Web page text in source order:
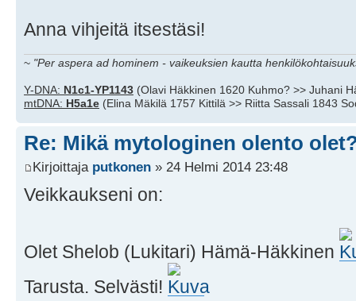
Anna vihjeitä itsestäsi!
~ "Per aspera ad hominem - vaikeuksien kautta
Y-DNA: N1c1-YP1143 (Olavi Häkkinen 1620 Kuhmo? >> Juhani
mtDNA: H5a1e (Elina Mäkilä 1757 Kittilä >> Riitta Sassali 1843
Re: Mikä mytologinen olento
Kirjoittaja putkonen » 24 Helmi 2014 23:48
Veikkaukseni on:
Olet Shelob (Lukitari) Hämä-Häkkinen
Tarusta. Selvästi!